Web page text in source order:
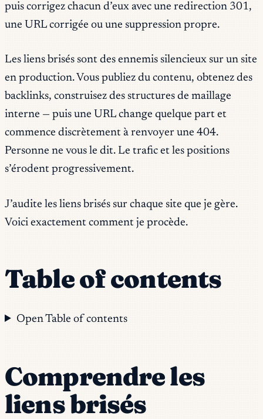
puis corrigez chacun d’eux avec une redirection 301,
une URL corrigée ou une suppression propre.
Les liens brisés sont des ennemis silencieux sur un site
en production. Vous publiez du contenu, obtenez des
backlinks, construisez des structures de maillage
interne — puis une URL change quelque part et
commence discrètement à renvoyer une 404.
Personne ne vous le dit. Le trafic et les positions
s’érodent progressivement.
J’audite les liens brisés sur chaque site que je gère.
Voici exactement comment je procède.
Table of contents
Open Table of contents
Comprendre les
liens brisés